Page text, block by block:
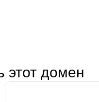
этот домен